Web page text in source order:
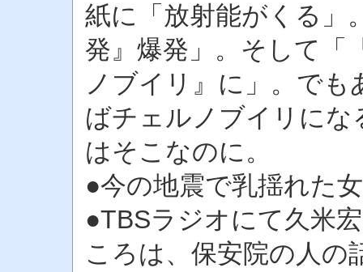
紙に「放射能がくる」
発』爆発」。そして「
ノブイリ』に」。で
ばチェルノブイリにな
はそこなのに。
●今の地震で乳揺れた
●TBSラジオにて久米
ころは、保安院の人の